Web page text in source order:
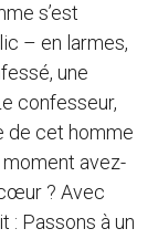
s’est
– en larmes,
une
confesseur,
de cet homme
moment avez-
? Avec
: Passons à un